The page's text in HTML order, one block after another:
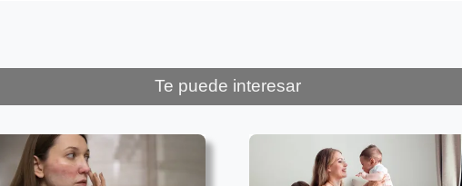
Te puede interesar